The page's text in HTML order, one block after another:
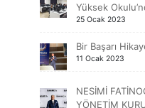
Yüksek
25 Ocak 2023
Bir Başarı
11 Ocak 2023
NESİMİ
YÖNETİM